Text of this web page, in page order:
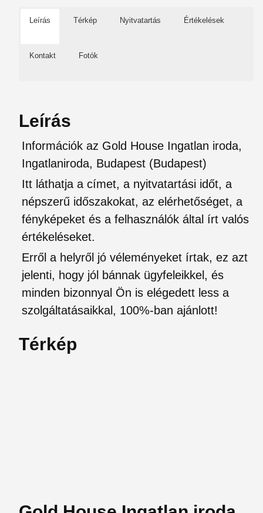
Leírás Térkép Nyitvatartás Értékelések
Kontakt Fotók
Leírás
Információk az Gold House Ingatlan iroda,
Ingatlaniroda, Budapest (Budapest)
Itt láthatja a címet, a nyitvatartási időt, a
népszerű időszakokat, az elérhetőséget, a
fényképeket és a felhasználók által írt valós
értékeléseket.
Erről a helyről jó véleményeket írtak, ez azt
jelenti, hogy jól bánnak ügyfeleikkel, és
minden bizonnyal Ön is elégedett less a
szolgáltatásaikkal, 100%-ban ajánlott!
Térkép